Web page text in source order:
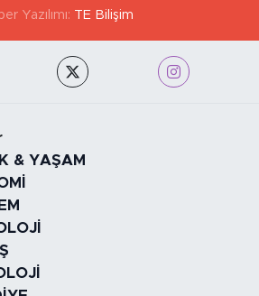
Yazılımı: TE Bilişim
& YAŞAM